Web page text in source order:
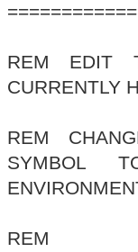
REM EDIT
CURRENTLY
REM
SYMBOL
REM